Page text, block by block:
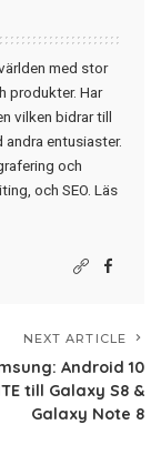
med stor
produkter. Har
vilken bidrar till
entusiaster.
och
och SEO. Läs
NEXT ARTICLE
Android 10
till Galaxy S8 &
Galaxy Note 8